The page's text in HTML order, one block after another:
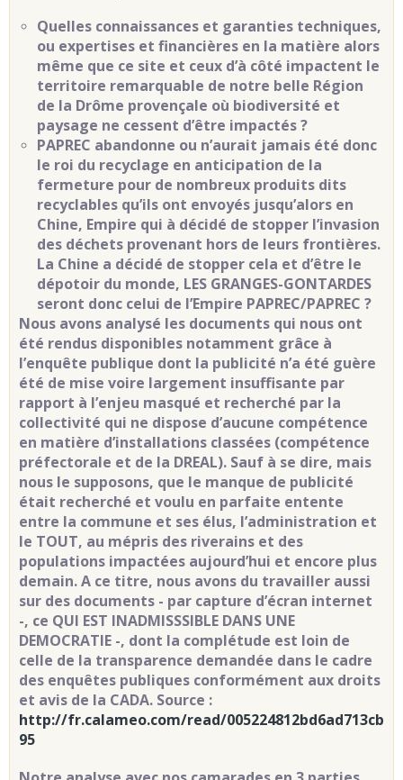
Quelles connaissances et garanties techniques,
ou expertises et financières en la matière alors
même que ce site et ceux d’à côté impactent le
territoire remarquable de notre belle Région
de la Drôme provençale où biodiversité et
paysage ne cessent d’être impactés ?
PAPREC abandonne ou n’aurait jamais été donc
le roi du recyclage en anticipation de la
fermeture pour de nombreux produits dits
recyclables qu’ils ont envoyés jusqu’alors en
Chine, Empire qui à décidé de stopper l’invasion
des déchets provenant hors de leurs frontières.
La Chine a décidé de stopper cela et d’être le
dépotoir du monde, LES GRANGES-GONTARDES
seront donc celui de l’Empire PAPREC/PAPREC ?
Nous avons analysé les documents qui nous ont
été rendus disponibles notamment grâce à
l’enquête publique dont la publicité n’a été guère
été de mise voire largement insuffisante par
rapport à l’enjeu masqué et recherché par la
collectivité qui ne dispose d’aucune compétence
en matière d’installations classées (compétence
préfectorale et de la DREAL). Sauf à se dire, mais
nous le supposons, que le manque de publicité
était recherché et voulu en parfaite entente
entre la commune et ses élus, l’administration et
le TOUT, au mépris des riverains et des
populations impactées aujourd’hui et encore plus
demain. A ce titre, nous avons du travailler aussi
sur des documents - par capture d’écran internet
-, ce QUI EST INADMISSSIBLE DANS UNE
DEMOCRATIE -, dont la complétude est loin de
celle de la transparence demandée dans le cadre
des enquêtes publiques conformément aux droits
et avis de la CADA. Source :
http://fr.calameo.com/read/005224812bd6ad713cb
95